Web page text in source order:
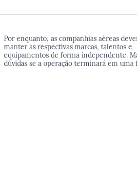
Por enquanto, as companhias aéreas
manter as respectivas marcas, talentos e
equipamentos de forma independente.
dúvidas se a operação terminará em uma